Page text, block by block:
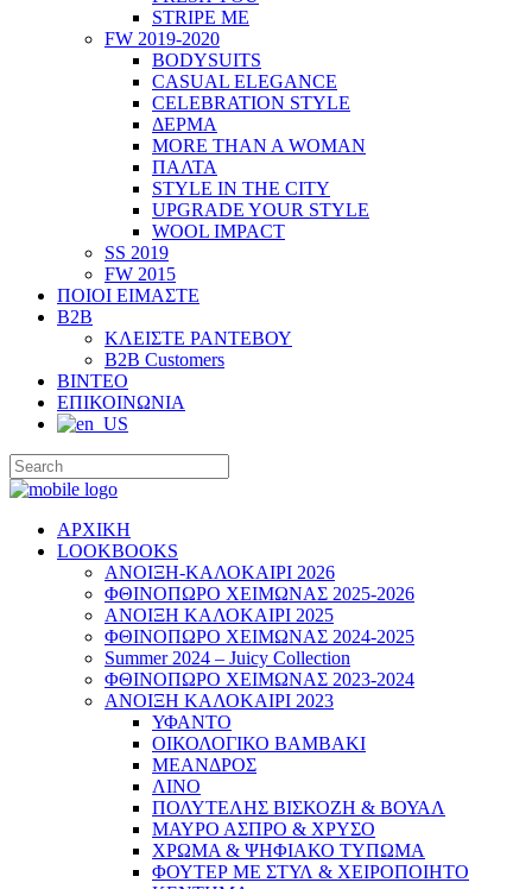
STRIPE ME
FW 2019-2020
BODYSUITS
CASUAL ELEGANCE
CELEBRATION STYLE
ΔΕΡΜΑ
MORE THAN A WOMAN
ΠΑΛΤΑ
STYLE IN THE CITY
UPGRADE YOUR STYLE
WOOL IMPACT
SS 2019
FW 2015
ΠΟΙΟΙ ΕΙΜΑΣΤΕ
B2B
ΚΛΕΙΣΤΕ ΡΑΝΤΕΒΟΥ
B2B Customers
ΒΙΝΤΕΟ
ΕΠΙΚΟΙΝΩΝΙΑ
ΑΡΧΙΚΗ
LOOKBOOKS
ΑΝΟΙΞΗ-ΚΑΛΟΚΑΙΡΙ 2026
ΦΘΙΝΟΠΩΡΟ ΧΕΙΜΩΝΑΣ 2025-2026
ΑΝΟΙΞΗ ΚΑΛΟΚΑΙΡΙ 2025
ΦΘΙΝΟΠΩΡΟ ΧΕΙΜΩΝΑΣ 2024-2025
Summer 2024 – Juicy Collection
ΦΘΙΝΟΠΩΡΟ ΧΕΙΜΩΝΑΣ 2023-2024
ΑΝΟΙΞΗ ΚΑΛΟΚΑΙΡΙ 2023
ΥΦΑΝΤΟ
ΟΙΚΟΛΟΓΙΚΟ ΒΑΜΒΑΚΙ
ΜΕΑΝΔΡΟΣ
ΛΙΝΟ
ΠΟΛΥΤΕΛΗΣ ΒΙΣΚΟΖΗ & ΒΟΥΑΛ
ΜΑΥΡΟ ΑΣΠΡΟ & ΧΡΥΣΟ
ΧΡΩΜΑ & ΨΗΦΙΑΚΟ ΤΥΠΩΜΑ
ΦΟΥΤΕΡ ΜΕ ΣΤΥΛ & ΧΕΙΡΟΠΟΙΗΤΟ